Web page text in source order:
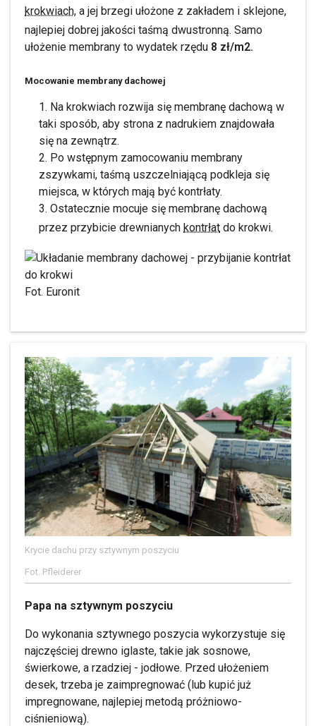
krokwiach, a jej brzegi ułożone z zakładem i sklejone,
najlepiej dobrej jakości taśmą dwustronną. Samo
ułożenie membrany to wydatek rzędu 8 zł/m2.
Mocowanie membrany dachowej
Na krokwiach rozwija się membranę dachową w
taki sposób, aby strona z nadrukiem znajdowała
się na zewnątrz.
Po wstępnym zamocowaniu membrany
zszywkami, taśmą uszczelniającą podkleja się
miejsca, w których mają być kontrłaty.
Ostatecznie mocuje się membranę dachową
przez przybicie drewnianych kontrłat do krokwi.
Fot. Euronit
Krycie dachu przy sztywnym poszyciu
Fot. Pfleiderer
Papa na sztywnym poszyciu
Do wykonania sztywnego poszycia wykorzystuje się
najczęściej drewno iglaste, takie jak sosnowe,
świerkowe, a rzadziej - jodłowe. Przed ułożeniem
desek, trzeba je zaimpregnować (lub kupić już
impregnowane, najlepiej metodą próżniowo-
ciśnieniową).